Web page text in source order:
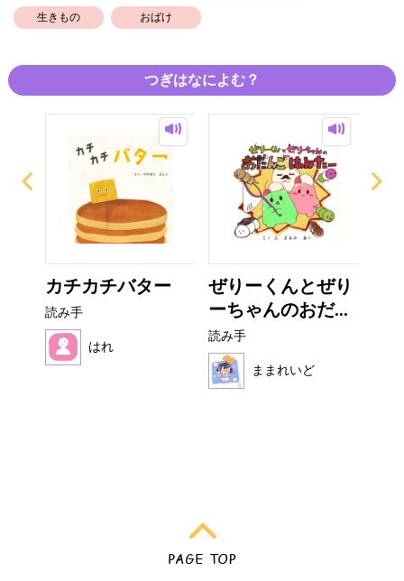
生きもの おばけ
つぎはなによむ？
カチカチバター
読み手
はれ
ぜりーくんとぜり
ーちゃんのおだ...
読み手
ままれいど